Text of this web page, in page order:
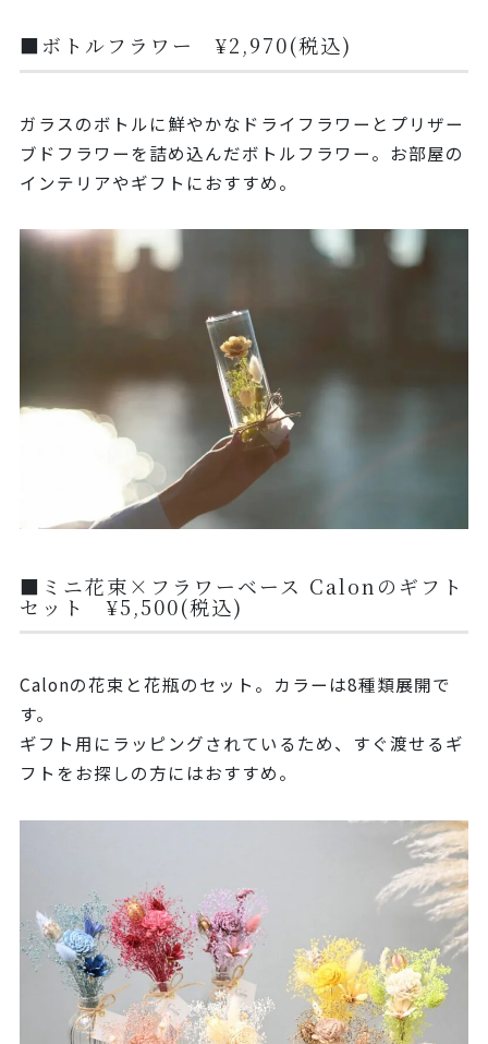
■ボトルフラワー ¥2,970(税込)
ガラスのボトルに鮮やかなドライフラワーとプリザー
ブドフラワーを詰め込んだボトルフラワー。お部屋の
インテリアやギフトにおすすめ。
■ミニ花束×フラワーベース Calonのギフト
セット ¥5,500(税込)
Calonの花束と花瓶のセット。カラーは8種類展開で
す。
ギフト用にラッピングされているため、すぐ渡せるギ
フトをお探しの方にはおすすめ。